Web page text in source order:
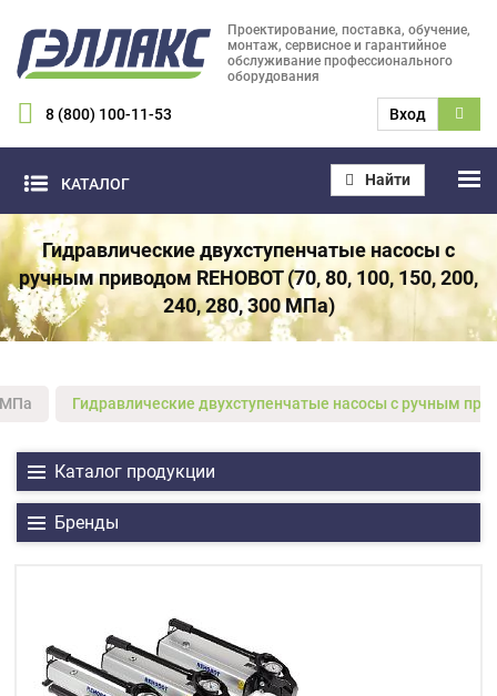
Проектирование, поставка, обучение,
монтаж, сервисное и гарантийное
обслуживание профессионального
оборудования
8 (800) 100-11-53 Вход
КАТАЛОГ Найти
Гидравлические двухступенчатые насосы с
ручным приводом REHOBOT (70, 80, 100, 150, 200,
240, 280, 300 МПа)
МПа Гидравлические двухступенчатые насосы с ручным
Каталог продукции
Бренды